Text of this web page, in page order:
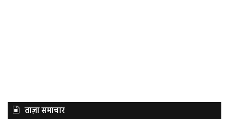
ताज़ा समाचार